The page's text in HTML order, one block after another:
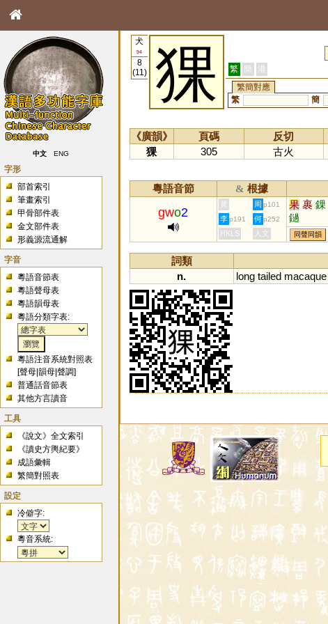
中文 ENG
字形
部首索引
筆畫索引
甲骨部件表
金文部件表
形義源流通解
字音
粵語音節表
粵語聲母表
粵語韻母表
粵語分類字表:
粵語注音系統對照表
[聲母 |韻母 |聲調]
普通話音節表
其他方言讀音
工具
《說文》全文索引
《讀史方輿紀要》
成語彙輯
繁簡對照表
設定
冷僻字:
粵音系統:
犬
94
8
(11)
猓 繁 簡 港
繁簡對應
繁
簡
《廣韻》 頁碼 反切
猓
305 古火
粵語音節 & 根據
gwo2
黃 周 p101 果 裹 錁
鐹
李 p191 何 p252
HKLS 人文 同聲同韻
詞類
n.
long tailed macaque